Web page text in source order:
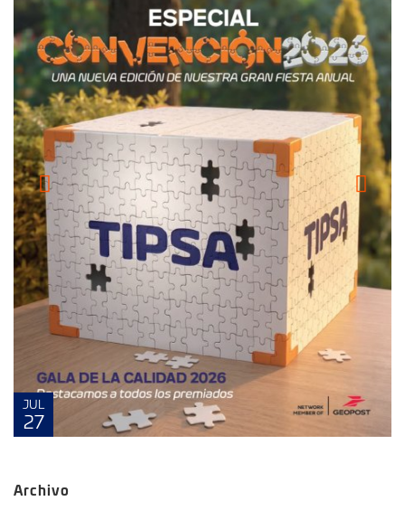
JUL
27
Archivo